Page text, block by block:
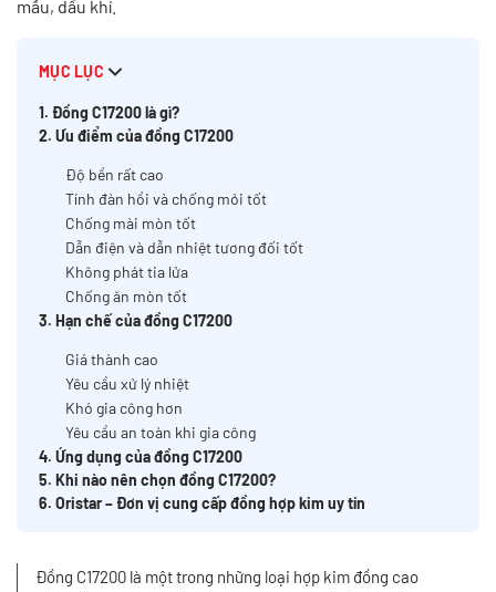
mẫu, dầu khí.
MỤC LỤC
1. Đồng C17200 là gì?
2. Ưu điểm của đồng C17200
Độ bền rất cao
Tính đàn hồi và chống mỏi tốt
Chống mài mòn tốt
Dẫn điện và dẫn nhiệt tương đối tốt
Không phát tia lửa
Chống ăn mòn tốt
3. Hạn chế của đồng C17200
Giá thành cao
Yêu cầu xử lý nhiệt
Khó gia công hơn
Yêu cầu an toàn khi gia công
4. Ứng dụng của đồng C17200
5. Khi nào nên chọn đồng C17200?
6. Oristar – Đơn vị cung cấp đồng hợp kim uy tín
Đồng C17200 là một trong những loại hợp kim đồng cao